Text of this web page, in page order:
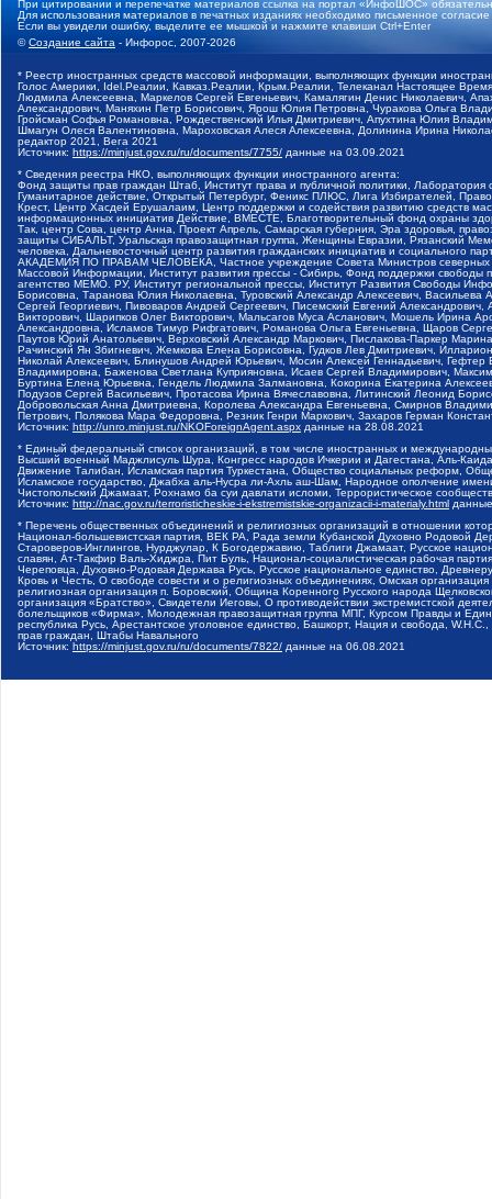
При цитировании и перепечатке материалов ссылка на портал «ИнфоШОС»
Для использования материалов в печатных изданиях необходимо письменное
Если вы увидели ошибку, выделите ее мышкой и нажмите клавиши Ctrl+Enter
©Создание сайта - Инфорос, 2007-2026
* Реестр иностранных средств массовой информации, выполняющих функции
Голос Америки, Idel.Реалии, Кавказ.Реалии, Крым.Реалии, Телеканал Настоящее
Людмила Алексеевна, Маркелов Сергей Евгеньевич, Камалягин Денис Николаевич,
Александрович, Маняхин Петр Борисович, Ярош Юлия Петровна, Чуракова Ольга
Гройсман Софья Романовна, Рождественский Илья Дмитриевич, Апухтина Юлия
Шмагун Олеся Валентиновна, Мароховская Алеся Алексеевна, Долинина Ирина
редактор 2021, Вега 2021
Источник: https://minjust.gov.ru/ru/documents/7755/ данные на 03.09.2021
* Сведения реестра НКО, выполняющих функции иностранного агента:
Фонд защиты прав граждан Штаб, Институт права и публичной политики,
Гуманитарное действие, Открытый Петербург, Феникс ПЛЮС, Лига Избирателей,
Крест, Центр Хасдей Ерушалаим, Центр поддержки и содействия развитию средств
информационных инициатив Действие, ВМЕСТЕ, Благотворительный фонд охраны
Так, центр Сова, центр Анна, Проект Апрель, Самарская губерния, Эра здоровья,
защиты СИБАЛЬТ, Уральская правозащитная группа, Женщины Евразии, Рязанский
человека, Дальневосточный центр развития гражданских инициатив и социального
АКАДЕМИЯ ПО ПРАВАМ ЧЕЛОВЕКА, Частное учреждение Совета Министров северных
Массовой Информации, Институт развития прессы - Сибирь, Фонд поддержки
агентство МЕМО. РУ, Институт региональной прессы, Институт Развития Свободы
Борисовна, Таранова Юлия Николаевна, Туровский Александр Алексеевич,
Сергей Георгиевич, Пивоваров Андрей Сергеевич, Писемский Евгений
Викторович, Шарипков Олег Викторович, Мальсагов Муса Асланович, Мошель Ирина
Александровна, Исламов Тимур Рифгатович, Романова Ольга Евгеньевна, Щаров
Паутов Юрий Анатольевич, Верховский Александр Маркович, Пислакова-Паркер
Рачинский Ян Збигневич, Жемкова Елена Борисовна, Гудков Лев Дмитриевич,
Николай Алексеевич, Блинушов Андрей Юрьевич, Мосин Алексей Геннадьевич,
Владимировна, Баженова Светлана Куприяновна, Исаев Сергей Владимирович,
Буртина Елена Юрьевна, Гендель Людмила Залмановна, Кокорина Екатерина
Подузов Сергей Васильевич, Протасова Ирина Вячеславовна, Литинский Леонид
Добровольская Анна Дмитриевна, Королева Александра Евгеньевна, Смирнов
Петрович, Полякова Мара Федоровна, Резник Генри Маркович, Захаров Герман
Источник: http://unro.minjust.ru/NKOForeignAgent.aspx данные на 28.08.2021
* Единый федеральный список организаций, в том числе иностранных и
Высший военный Маджлисуль Шура, Конгресс народов Ичкерии и Дагестана, Аль-
Движение Талибан, Исламская партия Туркестана, Общество социальных реформ,
Исламское государство, Джабха аль-Нусра ли-Ахль аш-Шам, Народное ополчение
Чистопольский Джамаат, Рохнамо ба суи давлати исломи, Террористическое
Источник: http://nac.gov.ru/terroristicheskie-i-ekstremistskie-organizacii-i-materialy.html
* Перечень общественных объединений и религиозных организаций в отношении
Национал-большевистская партия, ВЕК РА, Рада земли Кубанской Духовно Родовой
Староверов-Инглингов, Нурджулар, К Богодержавию, Таблиги Джамаат, Русское
славян, Ат-Такфир Валь-Хиджра, Пит Буль, Национал-социалистическая рабочая
Череповца, Духовно-Родовая Держава Русь, Русское национальное единство,
Кровь и Честь, О свободе совести и о религиозных объединениях, Омская
религиозная организация п. Боровский, Община Коренного Русского народа
организация «Братство», Свидетели Иеговы, О противодействии экстремистской
болельщиков «Фирма», Молодежная правозащитная группа МПГ, Курсом Правды и
республика Русь, Арестантское уголовное единство, Башкорт, Нация и свобода,
прав граждан, Штабы Навального
Источник: https://minjust.gov.ru/ru/documents/7822/ данные на 06.08.2021